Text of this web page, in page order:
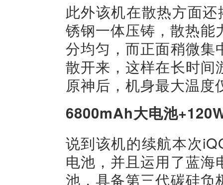
此外该机在散热方面
锈钢一体压铸，散热
分均匀，而正面稍微
散开来，这样在长时
原神后，机身最大温
6800mAh大电池
说到该机的续航本次
电池，并且运用了蓝
池，具备第三代碳硅